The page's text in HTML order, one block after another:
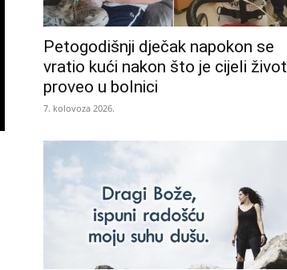
Petogodišnji dječak napokon se
vratio kući nakon što je cijeli život
proveo u bolnici
7. kolovoza 2026.